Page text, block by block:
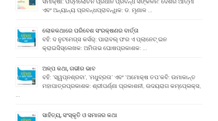
ଏବଂ ଅନ୍ୟାନ୍ୟ ପ୍ରବନ୍ଧପ୍ରାବନ୍ଧିକ: ଡ. ମୃଣାଳ …
ଲୋକକଥାରେ ପରିବେଶ ସଂରକ୍ଷଣର ବାର୍ତ୍ତା
ବହି: ଦ ନୁଟମେଗ୍ସ କର୍ସର୍: ପାରାବଲ୍ ଫର ଏ ପ୍ଲାନେଟ୍ ଇନ
କ୍ରାଇସିସ୍ଲେଖକ: ଅମିତାଭ ଘୋଷପ୍ରକାଶକ: …
ଅଳ୍ପ କଥା, ଗଭୀର ଭାବ
ବହି: ‘ସ୍ୱପ୍ନଶ୍ରବା’, ‘ମଧୁବ୍ରତା’ ଏବଂ ‘ଅମୋକ୍ଷ ତପ’କବି: ଉମାକାନ୍ତ
ମହାପାତ୍ରପ୍ରକାଶକ: ଶ୍ରୀପର୍ଣ୍ଣା ପ୍ରକାଶନୀ, ଉଦୟରାଗ କମ୍ପେ୍ଲକ୍ସ,
…
ସାହିତ୍ୟ, ସଂସ୍କୃତି ଓ ସମାଜର କଥା